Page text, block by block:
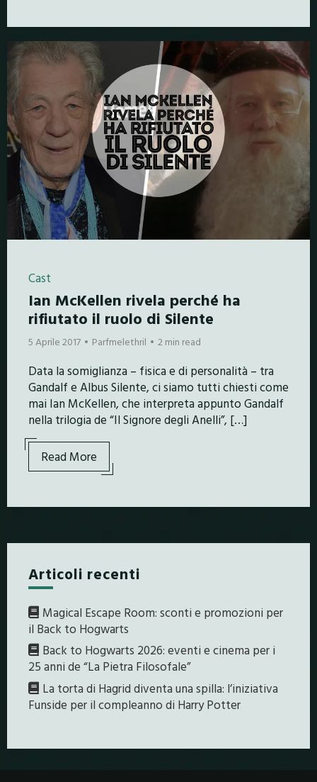
Cast
Ian McKellen rivela perché ha
rifiutato il ruolo di Silente
5 Aprile 2017 Parfmelethril 2 min read
Data la somiglianza – fisica e di personalità – tra
Gandalf e Albus Silente, ci siamo tutti chiesti come
mai Ian McKellen, che interpreta appunto Gandalf
nella trilogia de “Il Signore degli Anelli”, […]
Read More
Articoli recenti
Magical Escape Room: sconti e promozioni per
il Back to Hogwarts
Back to Hogwarts 2026: eventi e cinema per i
25 anni de “La Pietra Filosofale”
La torta di Hagrid diventa una spilla: l’iniziativa
Funside per il compleanno di Harry Potter